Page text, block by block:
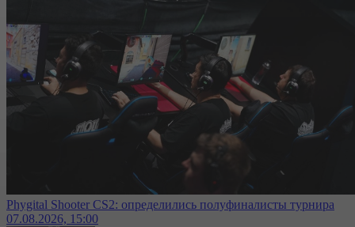
Phygital Shooter CS2: определились полуфиналисты турнира
07.08.2026, 15:00